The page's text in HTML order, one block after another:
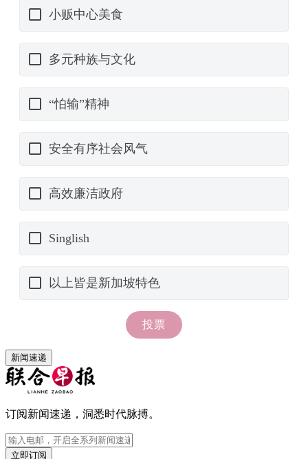
新闻速递
订阅新闻速递，洞悉时代脉搏。
立即订阅